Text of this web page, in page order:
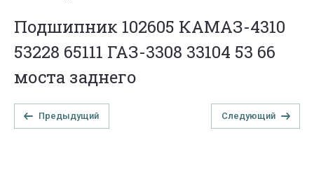
Подшипник 102605 КАМАЗ-4310
53228 65111 ГАЗ-3308 33104 53 66
моста заднего
Предыдущий Следующий